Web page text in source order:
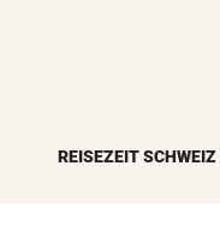
REISEZEIT SCHWEIZ